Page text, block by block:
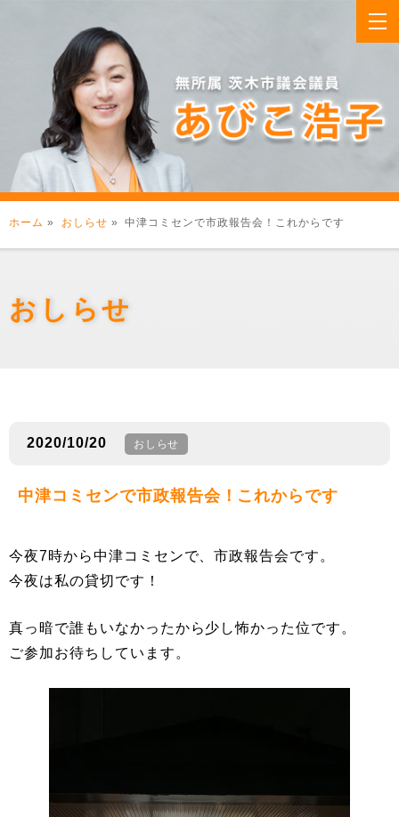
ホーム » おしらせ » 中津コミセンで市政報告会！これからです
おしらせ
2020/10/20 おしらせ
中津コミセンで市政報告会！これからです
今夜7時から中津コミセンで、市政報告会です。
今夜は私の貸切です！
真っ暗で誰もいなかったから少し怖かった位です。
ご参加お待ちしています。